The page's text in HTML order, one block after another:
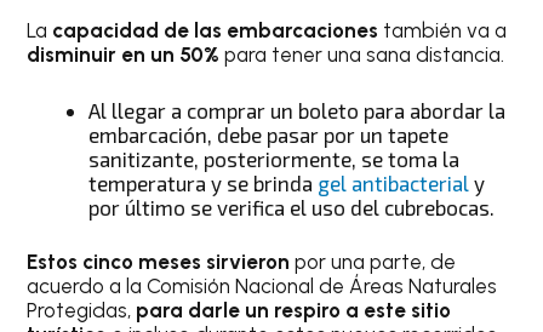
La capacidad de las embarcaciones también va a
disminuir en un 50%para tener una sana distancia.
Al llegar a comprar un boleto para abordar la
embarcación, debe pasar por un tapete
sanitizante, posteriormente, se toma la
temperatura y se brinda gel antibacterial y
por último se verifica el uso del cubrebocas.
Estos cinco meses sirvieronpor una parte, de
acuerdo a la Comisión Nacional de Áreas Naturales
Protegidas, para darle un respiro a este sitio